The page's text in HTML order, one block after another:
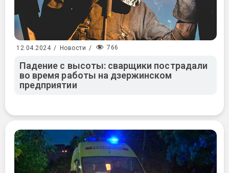
12.04.2024 / Новости / 766
Падение с высоты: сварщики пострадали
во время работы на дзержинском
предприятии